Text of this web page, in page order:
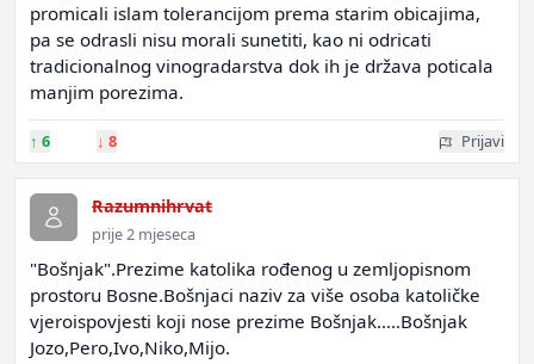
promicali islam tolerancijom prema starim obicajima,
pa se odrasli nisu morali sunetiti, kao ni odricati
tradicionalnog vinogradarstva dok ih je država poticala
manjim porezima.
↑ 6 ↓ 8 Prijavi
Razumnihrvat
prije 2 mjeseca
"Bošnjak".Prezime katolika rođenog u zemljopisnom
prostoru Bosne.Bošnjaci naziv za više osoba katoličke
vjeroispovjesti koji nose prezime Bošnjak.....Bošnjak
Jozo,Pero,Ivo,Niko,Mijo.